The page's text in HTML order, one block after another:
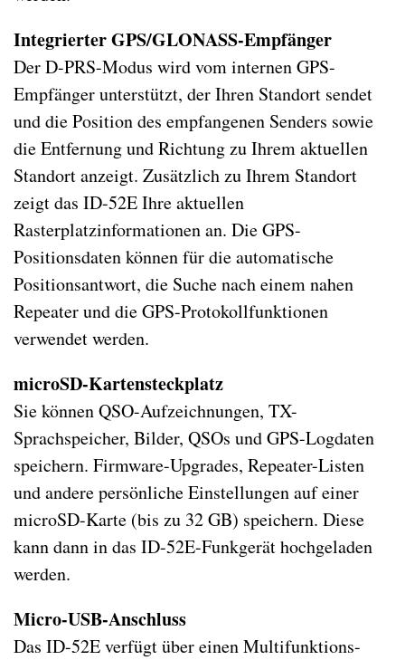
Integrierter GPS/GLONASS-Empfänger
Der D-PRS-Modus wird vom internen GPS-
Empfänger unterstützt, der Ihren Standort sendet
und die Position des empfangenen Senders sowie
die Entfernung und Richtung zu Ihrem aktuellen
Standort anzeigt. Zusätzlich zu Ihrem Standort
zeigt das ID-52E Ihre aktuellen
Rasterplatzinformationen an. Die GPS-
Positionsdaten können für die automatische
Positionsantwort, die Suche nach einem nahen
Repeater und die GPS-Protokollfunktionen
verwendet werden.
microSD-Kartensteckplatz
Sie können QSO-Aufzeichnungen, TX-
Sprachspeicher, Bilder, QSOs und GPS-Logdaten
speichern. Firmware-Upgrades, Repeater-Listen
und andere persönliche Einstellungen auf einer
microSD-Karte (bis zu 32 GB) speichern. Diese
kann dann in das ID-52E-Funkgerät hochgeladen
werden.
Micro-USB-Anschluss
Das ID-52E verfügt über einen Multifunktions-